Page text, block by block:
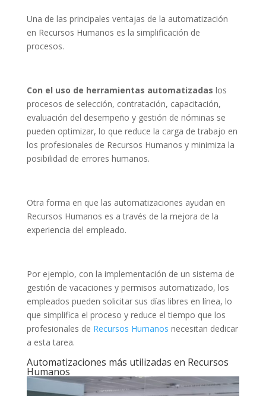
Una de las principales ventajas de la automatización
en Recursos Humanos es la simplificación de
procesos.
Con el uso de herramientas automatizadas los
procesos de selección, contratación, capacitación,
evaluación del desempeño y gestión de nóminas se
pueden optimizar, lo que reduce la carga de trabajo en
los profesionales de Recursos Humanos y minimiza la
posibilidad de errores humanos.
Otra forma en que las automatizaciones ayudan en
Recursos Humanos es a través de la mejora de la
experiencia del empleado.
Por ejemplo, con la implementación de un sistema de
gestión de vacaciones y permisos automatizado, los
empleados pueden solicitar sus días libres en línea, lo
que simplifica el proceso y reduce el tiempo que los
profesionales de Recursos Humanos necesitan dedicar
a esta tarea.
Automatizaciones más utilizadas en Recursos
Humanos